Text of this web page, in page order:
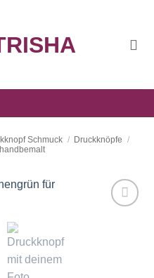
Schmuck / Druckknöpfe /